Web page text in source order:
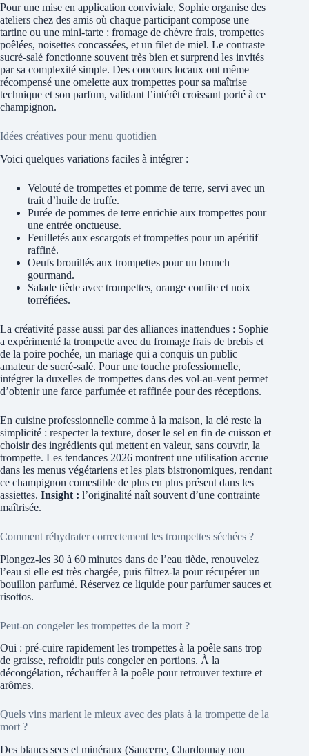
Pour une mise en application conviviale, Sophie organise des
ateliers chez des amis où chaque participant compose une
tartine ou une mini-tarte : fromage de chèvre frais, trompettes
poêlées, noisettes concassées, et un filet de miel. Le contraste
sucré-salé fonctionne souvent très bien et surprend les invités
par sa complexité simple. Des concours locaux ont même
récompensé une omelette aux trompettes pour sa maîtrise
technique et son parfum, validant l’intérêt croissant porté à ce
champignon.
Idées créatives pour menu quotidien
Voici quelques variations faciles à intégrer :
Velouté de trompettes et pomme de terre, servi avec un
trait d’huile de truffe.
Purée de pommes de terre enrichie aux trompettes pour
une entrée onctueuse.
Feuilletés aux escargots et trompettes pour un apéritif
raffiné.
Oeufs brouillés aux trompettes pour un brunch
gourmand.
Salade tiède avec trompettes, orange confite et noix
torréfiées.
La créativité passe aussi par des alliances inattendues : Sophie
a expérimenté la trompette avec du fromage frais de brebis et
de la poire pochée, un mariage qui a conquis un public
amateur de sucré-salé. Pour une touche professionnelle,
intégrer la duxelles de trompettes dans des vol-au-vent permet
d’obtenir une farce parfumée et raffinée pour des réceptions.
En cuisine professionnelle comme à la maison, la clé reste la
simplicité : respecter la texture, doser le sel en fin de cuisson et
choisir des ingrédients qui mettent en valeur, sans couvrir, la
trompette. Les tendances 2026 montrent une utilisation accrue
dans les menus végétariens et les plats bistronomiques, rendant
ce champignon comestible de plus en plus présent dans les
assiettes. Insight : l’originalité naît souvent d’une contrainte
maîtrisée.
Comment réhydrater correctement les trompettes séchées ?
Plongez-les 30 à 60 minutes dans de l’eau tiède, renouvelez
l’eau si elle est très chargée, puis filtrez-la pour récupérer un
bouillon parfumé. Réservez ce liquide pour parfumer sauces et
risottos.
Peut-on congeler les trompettes de la mort ?
Oui : pré-cuire rapidement les trompettes à la poêle sans trop
de graisse, refroidir puis congeler en portions. À la
décongélation, réchauffer à la poêle pour retrouver texture et
arômes.
Quels vins marient le mieux avec des plats à la trompette de la
mort ?
Des blancs secs et minéraux (Sancerre, Chardonnay non